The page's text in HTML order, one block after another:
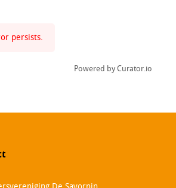
persists.
Powered by Curator.io